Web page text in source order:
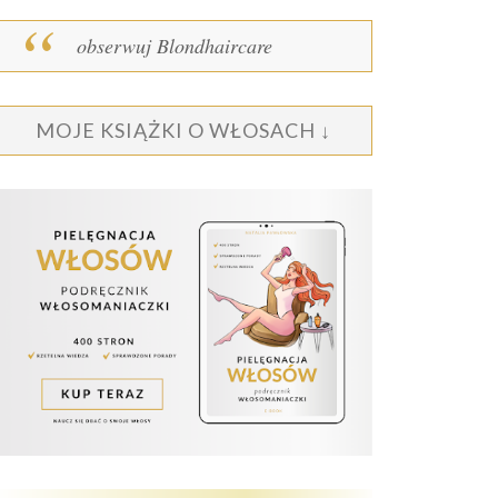
obserwuj Blondhaircare
MOJE KSIĄŻKI O WŁOSACH ↓